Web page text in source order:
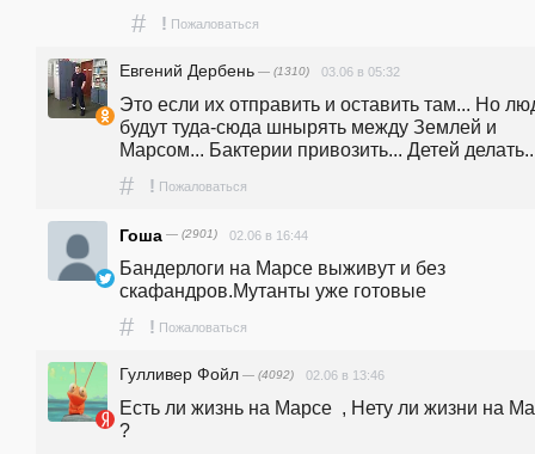
# ! Пожаловаться
Евгений Дербень — (1310) 03.06 в 05:32
Это если их отправить и оставить там... Но
будут туда-сюда шнырять между Землей и
Марсом... Бактерии привозить... Детей
# ! Пожаловаться
Гоша — (2901) 02.06 в 16:44
Бандерлоги на Марсе выживут и без
скафандров.Мутанты уже готовые
# ! Пожаловаться
Гулливер Фойл — (4092) 02.06 в 13:46
Есть ли жизнь на Марсе  , Нету ли жизни на
?